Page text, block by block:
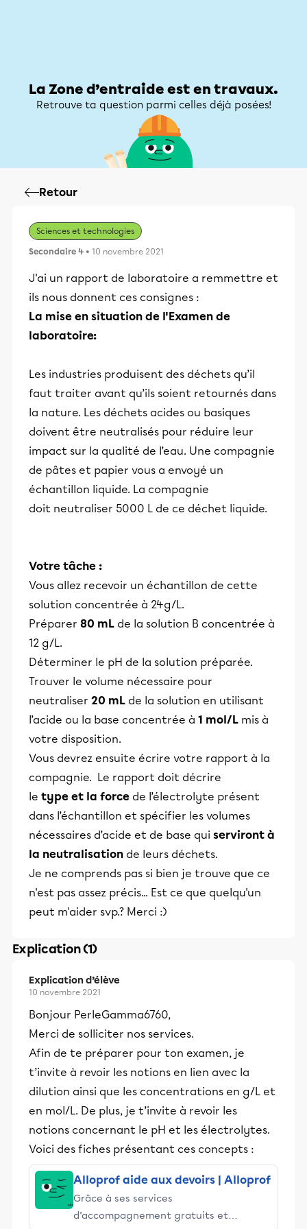
La Zone d’entraide est en travaux.
Retrouve ta question parmi celles déjà posées!
Retour
Sciences et technologies
Secondaire 4 • 10 novembre 2021
J'ai un rapport de laboratoire a remmettre et
ils nous donnent ces consignes :
La mise en situation de l'Examen de
laboratoire:
Les industries produisent des déchets qu’il
faut traiter avant qu’ils soient retournés dans
la nature. Les déchets acides ou basiques
doivent être neutralisés pour réduire leur
impact sur la qualité de l’eau. Une compagnie
de pâtes et papier vous a envoyé un
échantillon liquide. La compagnie
doit neutraliser 5000 L de ce déchet liquide.
Votre tâche :
Vous allez recevoir un échantillon de cette
solution concentrée à 24g/L.
Préparer 80 mL de la solution B concentrée à
12 g/L.
Déterminer le pH de la solution préparée.
Trouver le volume nécessaire pour
neutraliser 20 mL de la solution en utilisant
l’acide ou la base concentrée à 1 mol/L mis à
votre disposition.
Vous devrez ensuite écrire votre rapport à la
compagnie. Le rapport doit décrire
le type et la force de l’électrolyte présent
dans l’échantillon et spécifier les volumes
nécessaires d’acide et de base qui serviront à
la neutralisation de leurs déchets.
Je ne comprends pas si bien je trouve que ce
n'est pas assez précis... Est ce que quelqu'un
peut m'aider svp.? Merci :)
Explication (1)
Explication d’élève
10 novembre 2021
Bonjour PerleGamma6760,
Merci de solliciter nos services.
Afin de te préparer pour ton examen, je
t’invite à revoir les notions en lien avec la
dilution ainsi que les concentrations en g/L et
en mol/L. De plus, je t’invite à revoir les
notions concernant le pH et les électrolytes.
Voici des fiches présentant ces concepts :
Alloprof aide aux devoirs | Alloprof
Grâce à ses services
d’accompagnement gratuits et